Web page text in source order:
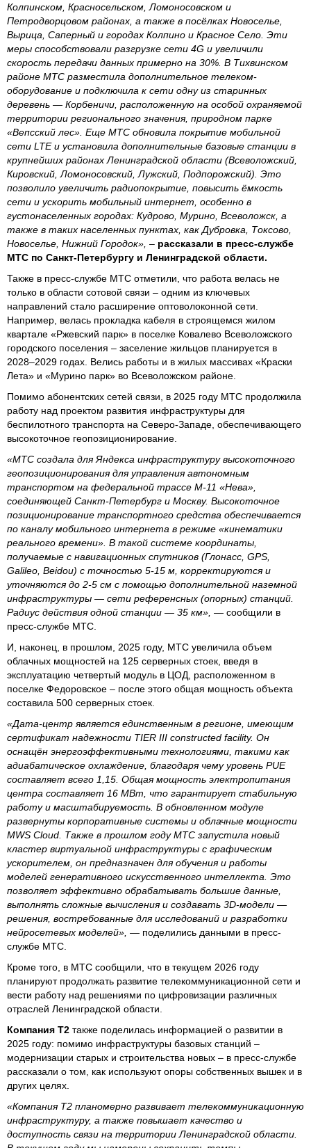
Колпинском, Красносельском, Ломоносовском и
Петродворцовом районах, а также в посёлках Новоселье,
Вырица, Саперный и городах Колпино и Красное Село. Эти
меры способствовали разгрузке сети 4G и увеличили
скорость передачи данных примерно на 30%. В Тихвинском
районе МТС разместила дополнительное телеком-
оборудование и подключила к сети одну из старинных
деревень — Корбеничи, расположенную на особой охраняемой
территории регионального значения, природном парке
«Вепсский лес». Еще МТС обновила покрытие мобильной
сети LTE и установила дополнительные базовые станции в
крупнейших районах Ленинградской области (Всеволожский,
Кировский, Ломоносовский, Лужский, Подпорожский). Это
позволило увеличить радиопокрытие, повысить ёмкость
сети и ускорить мобильный интернет, особенно в
густонаселенных городах: Кудрово, Мурино, Всеволожск, а
также в таких населенных пунктах, как Дубровка, Токсово,
Новоселье, Нижний Городок», – рассказали в пресс-службе
МТС по Санкт-Петербургу и Ленинградской области.
Также в пресс-службе МТС отметили, что работа велась не
только в области сотовой связи – одним из ключевых
направлений стало расширение оптоволоконной сети.
Например, велась прокладка кабеля в строящемся жилом
квартале «Ржевский парк» в поселке Ковалево Всеволожского
городского поселения – заселение жильцов планируется в
2028–2029 годах. Велись работы и в жилых массивах «Краски
Лета» и «Мурино парк» во Всеволожском районе.
Помимо абонентских сетей связи, в 2025 году МТС продолжила
работу над проектом развития инфраструктуры для
беспилотного транспорта на Северо-Западе, обеспечивающего
высокоточное геопозиционирование.
«МТС создала для Яндекса инфраструктуру высокоточного
геопозиционирования для управления автономным
транспортом на федеральной трассе М-11 «Нева»,
соединяющей Санкт-Петербург и Москву. Высокоточное
позиционирование транспортного средства обеспечивается
по каналу мобильного интернета в режиме «кинематики
реального времени». В такой системе координаты,
получаемые с навигационных спутников (Глонасс, GPS,
Galileo, Beidou) с точностью 5-15 м, корректируются и
уточняются до 2-5 см с помощью дополнительной наземной
инфраструктуры — сети референсных (опорных) станций.
Радиус действия одной станции — 35 км», — сообщили в
пресс-службе МТС.
И, наконец, в прошлом, 2025 году, МТС увеличила объем
облачных мощностей на 125 серверных стоек, введя в
эксплуатацию четвертый модуль в ЦОД, расположенном в
поселке Федоровское – после этого общая мощность объекта
составила 500 серверных стоек.
«Дата-центр является единственным в регионе, имеющим
сертификат надежности TIER III constructed facility. Он
оснащён энергоэффективными технологиями, такими как
адиабатическое охлаждение, благодаря чему уровень PUE
составляет всего 1,15. Общая мощность электропитания
центра составляет 16 МВт, что гарантирует стабильную
работу и масштабируемость. В обновленном модуле
развернуты корпоративные системы и облачные мощности
MWS Cloud. Также в прошлом году МТС запустила новый
кластер виртуальной инфраструктуры с графическим
ускорителем, он предназначен для обучения и работы
моделей генеративного искусственного интеллекта. Это
позволяет эффективно обрабатывать большие данные,
выполнять сложные вычисления и создавать 3D-модели —
решения, востребованные для исследований и разработки
нейросетевых моделей», — поделились данными в пресс-
службе МТС.
Кроме того, в МТС сообщили, что в текущем 2026 году
планируют продолжать развитие телекоммуникационной сети и
вести работу над решениями по цифровизации различных
отраслей Ленинградской области.
Компания Т2 также поделилась информацией о развитии в
2025 году: помимо инфраструктуры базовых станций –
модернизации старых и строительства новых – в пресс-службе
рассказали о том, как используют опоры собственных вышек и в
других целях.
«Компания T2 планомерно развивает телекоммуникационную
инфраструктуру, а также повышает качество и
доступность связи на территории Ленинградской области.